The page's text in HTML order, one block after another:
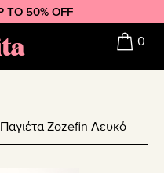
TO 50% OFF
0
Zozefin Λευκό